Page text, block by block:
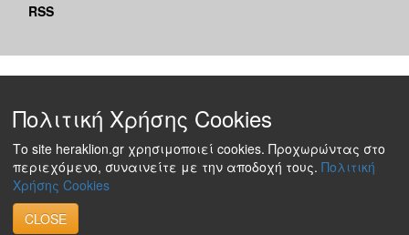
RSS
Πολιτική Χρήσης Cookies
Το site heraklion.gr χρησιμοποιεί cookies. Προχωρώντας στο
περιεχόμενο, συναινείτε με την αποδοχή τους. Πολιτική
Χρήσης Cookies
CLOSE